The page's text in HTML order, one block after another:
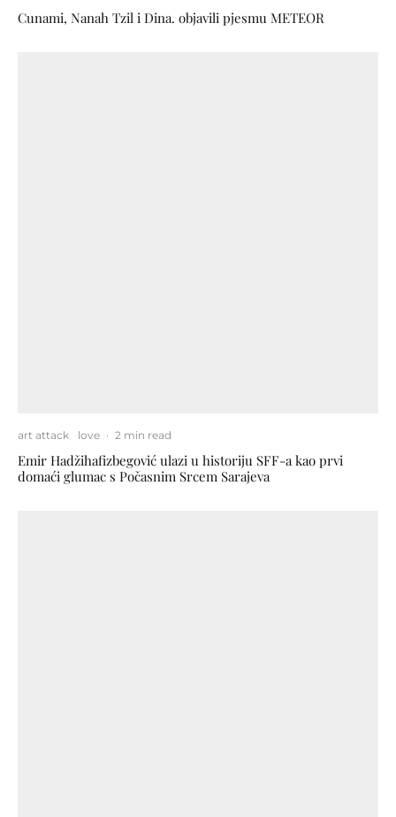
Cunami, Nanah Tzil i Dina. objavili pjesmu METEOR
art attack love · 2 min read
Emir Hadžihafizbegović ulazi u historiju SFF-a kao prvi
domaći glumac s Počasnim Srcem Sarajeva